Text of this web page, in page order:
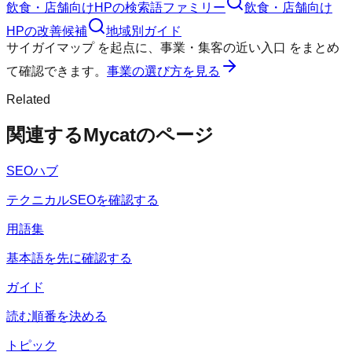
飲食・店舗向けHPの検索語ファミリー
飲食・店舗向け
HPの改善候補
地域別ガイド
サイガイマップを起点に、 事業・集客の近い入口 をまとめ
て確認できます。 事業の選び方を見る
Related
関連するMycatのページ
SEOハブ
テクニカルSEOを確認する
用語集
基本語を先に確認する
ガイド
読む順番を決める
トピック